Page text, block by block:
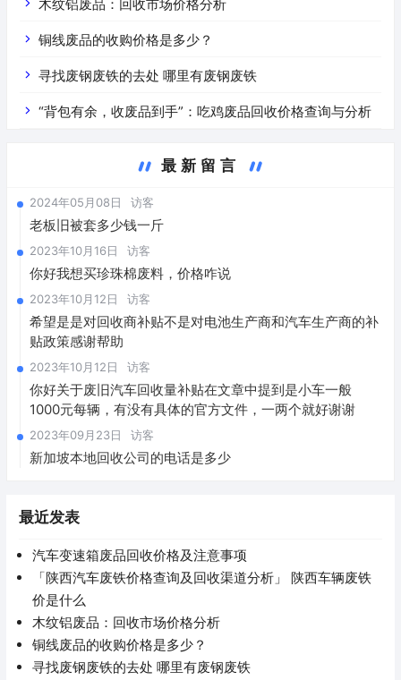
价是什么
木纹铝废品：回收市场价格分析
铜线废品的收购价格是多少？
寻找废钢废铁的去处 哪里有废钢废铁
“背包有余，收废品到手”：吃鸡废品回收价格查询与分析
最新留言
2024年05月08日 访客
老板旧被套多少钱一斤
2023年10月16日 访客
你好我想买珍珠棉废料，价格咋说
2023年10月12日 访客
希望是是对回收商补贴不是对电池生产商和汽车生产商的补
贴政策感谢帮助
2023年10月12日 访客
你好关于废旧汽车回收量补贴在文章中提到是小车一般
1000元每辆，有没有具体的官方文件，一两个就好谢谢
2023年09月23日 访客
新加坡本地回收公司的电话是多少
最近发表
汽车变速箱废品回收价格及注意事项
「陕西汽车废铁价格查询及回收渠道分析」 陕西车辆废铁
价是什么
木纹铝废品：回收市场价格分析
铜线废品的收购价格是多少？
寻找废钢废铁的去处 哪里有废钢废铁